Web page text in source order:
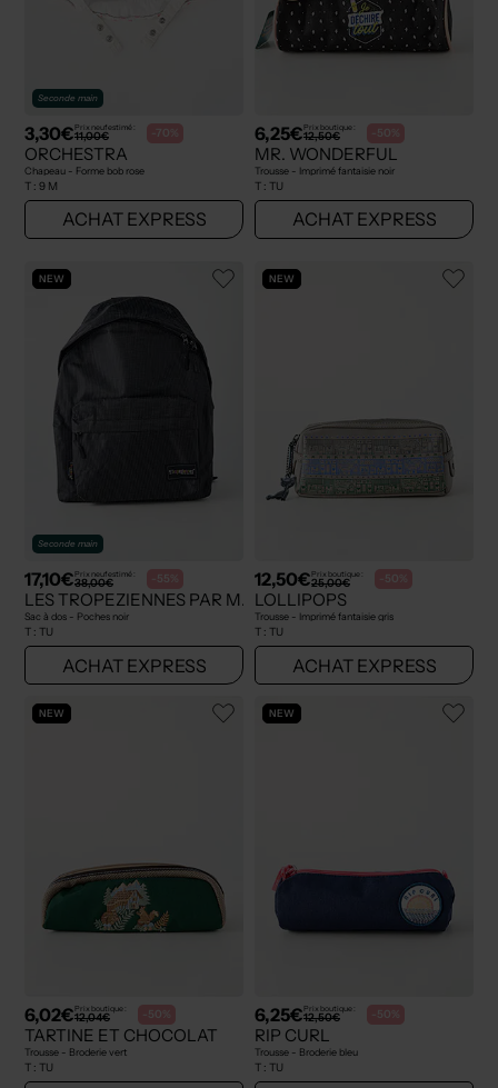
Seconde main
3,30€Prix neuf estimé :
11,00€ -70%
ORCHESTRA
Chapeau - Forme bob rose
T : 9 M
ACHAT EXPRESS
6,25€Prix boutique :
12,50€ -50%
MR. WONDERFUL
Trousse - Imprimé fantaisie noir
T : TU
ACHAT EXPRESS
NEW
Seconde main
17,10€Prix neuf estimé :
38,00€ -55%
LES TROPEZIENNES PAR M.BELARBI
Sac à dos - Poches noir
T : TU
ACHAT EXPRESS
NEW
12,50€Prix boutique :
25,00€ -50%
LOLLIPOPS
Trousse - Imprimé fantaisie gris
T : TU
ACHAT EXPRESS
NEW
6,02€Prix boutique :
12,04€ -50%
TARTINE ET CHOCOLAT
Trousse - Broderie vert
T : TU
NEW
6,25€Prix boutique :
12,50€ -50%
RIP CURL
Trousse - Broderie bleu
T : TU